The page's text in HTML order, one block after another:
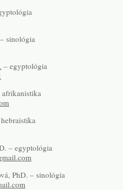
sinológia
– egyptológia
– egyptológia
PhD. – sinológia